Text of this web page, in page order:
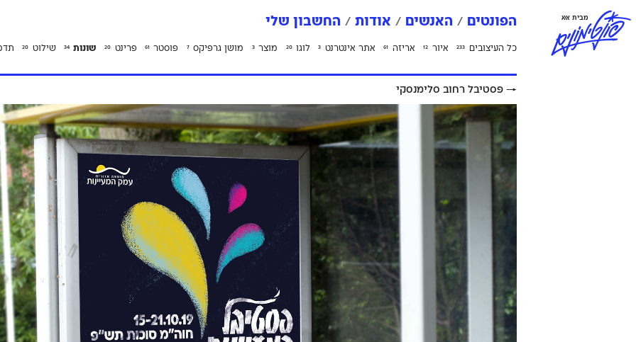
פונטימוניםמבית אאא הפונטים האנשים אודות החשבון שלי
כל העיצובים 233 איור 12 אריזה 61 אתר אינטרנט 3 לוגו 20 מוצר 3 מושן גרפיקס 7 פוסטר 61 פרינט 20 שונות 34 שילוט 20
→ פסטיבל רחוב סלימנסקי